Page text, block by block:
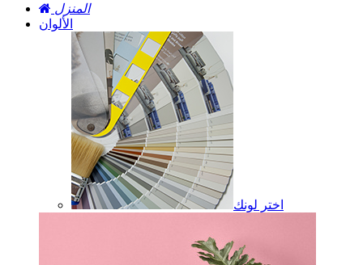
المنزل
الألوان
اختر لونك